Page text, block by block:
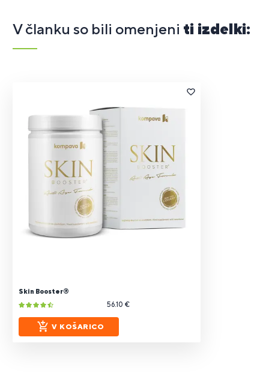
V članku so bili omenjeni ti izdelki:
Skin Booster®
56.10 €
V KOŠARICO